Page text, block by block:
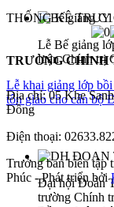
Lễ khai giảng lớp
tôn giáo cho cán bộ
Lễ Bế giảng
luận Chính trị
Đại hội Đoàn
trường Chính
THỐNG KÊ TRUY
TRƯỜNG
Địa chỉ: 05 Khe
Đồng
Điện thoại:
Trưởng ban biên tập
Phúc - Phát triển bởi